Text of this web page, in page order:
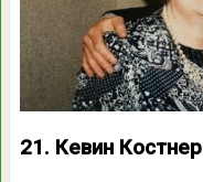
21. Кевин Костнер